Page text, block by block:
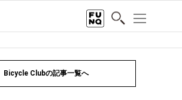
Bicycle Clubの記事一覧へ